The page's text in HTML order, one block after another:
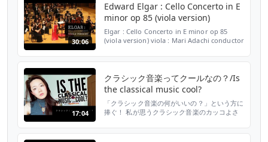
30:06
Edward Elgar : Cello Concerto in E
minor op 85 (viola version)
Elgar : Cello Concerto in E minor op 85
(viola version) viola : Mari Adachi conductor
17:04
クラシック音楽ってクールなの？/Is
the classical music cool?
「クラシック音楽の何がいいの？」という方に
捧ぐ！ 私が思うクラシック音楽のカッコよさ